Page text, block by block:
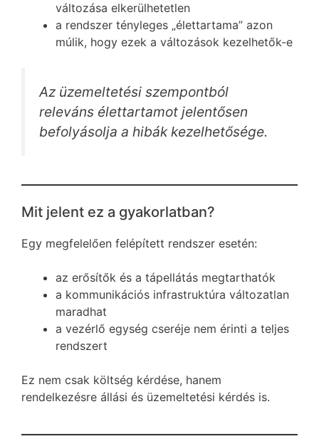
változása elkerülhetetlen
a rendszer tényleges „élettartama” azon
múlik, hogy ezek a változások kezelhetők-e
Az üzemeltetési szempontból
releváns élettartamot jelentősen
befolyásolja a hibák kezelhetősége.
Mit jelent ez a gyakorlatban?
Egy megfelelően felépített rendszer esetén:
az erősítők és a tápellátás megtarthatók
a kommunikációs infrastruktúra változatlan
maradhat
a vezérlő egység cseréje nem érinti a teljes
rendszert
Ez nem csak költség kérdése, hanem
rendelkezésre állási és üzemeltetési kérdés is.